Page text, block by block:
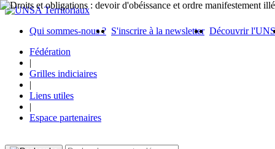
Qui sommes-nous ? S'inscrire à la newsletter Découvrir
Fédération
|
Grilles indiciaires
|
Liens utiles
|
Espace partenaires